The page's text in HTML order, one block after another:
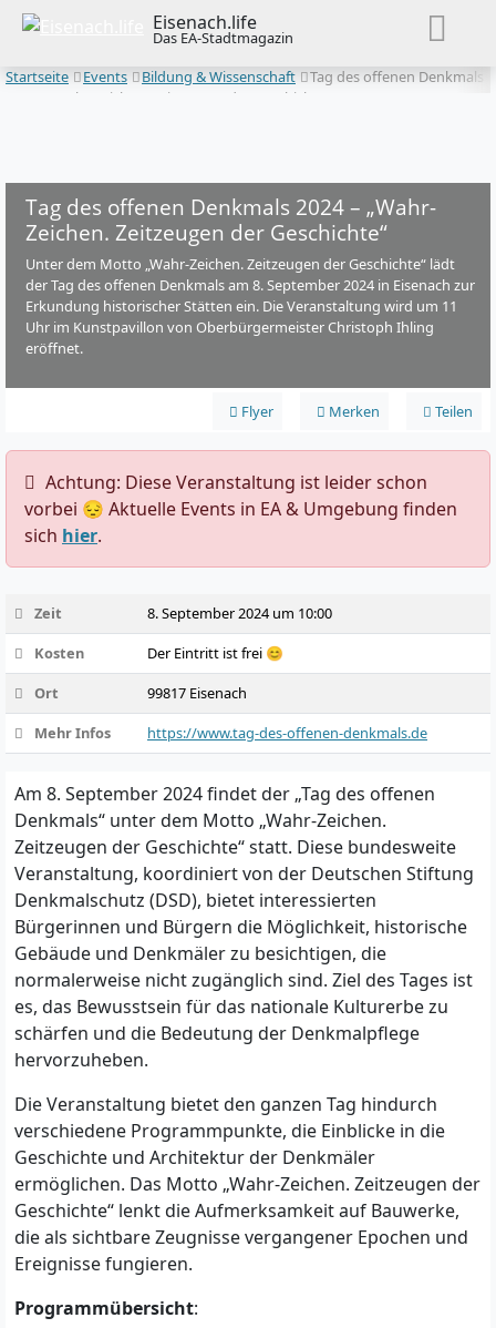
Eisenach.life
Das EA-Stadtmagazin
Startseite
Events Bildung & Wissenschaft
Tag des offenen Denkmals
2024 – „Wahr-Zeichen. Zeitzeugen der Geschichte“
Tag des offenen Denkmals 2024 – „Wahr-
Zeichen. Zeitzeugen der Geschichte“
Unter dem Motto „Wahr-Zeichen. Zeitzeugen der Geschichte“ lädt
der Tag des offenen Denkmals am 8. September 2024 in Eisenach zur
Erkundung historischer Stätten ein. Die Veranstaltung wird um 11
Uhr im Kunstpavillon von Oberbürgermeister Christoph Ihling
eröffnet.
Flyer Merken Teilen
️ Achtung: Diese Veranstaltung ist leider schon
vorbei 😔 Aktuelle Events in EA & Umgebung finden
sich hier.
Zeit
8. September 2024 um 10:00
Kosten
Der Eintritt ist frei 😊
Ort
99817 Eisenach
Mehr Infos
https://www.tag-des-offenen-denkmals.de
Am 8. September 2024 findet der „Tag des offenen
Denkmals“ unter dem Motto „Wahr-Zeichen.
Zeitzeugen der Geschichte“ statt. Diese bundesweite
Veranstaltung, koordiniert von der Deutschen Stiftung
Denkmalschutz (DSD), bietet interessierten
Bürgerinnen und Bürgern die Möglichkeit, historische
Gebäude und Denkmäler zu besichtigen, die
normalerweise nicht zugänglich sind. Ziel des Tages ist
es, das Bewusstsein für das nationale Kulturerbe zu
schärfen und die Bedeutung der Denkmalpflege
hervorzuheben.
Die Veranstaltung bietet den ganzen Tag hindurch
verschiedene Programmpunkte, die Einblicke in die
Geschichte und Architektur der Denkmäler
ermöglichen. Das Motto „Wahr-Zeichen. Zeitzeugen der
Geschichte“ lenkt die Aufmerksamkeit auf Bauwerke,
die als sichtbare Zeugnisse vergangener Epochen und
Ereignisse fungieren.
Programmübersicht: